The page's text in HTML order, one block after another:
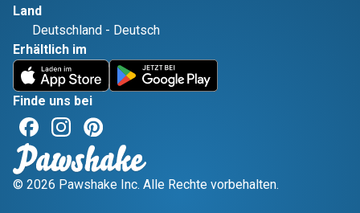
Land
Deutschland - Deutsch
Erhältlich im
Finde uns bei
© 2026 Pawshake Inc. Alle Rechte vorbehalten.